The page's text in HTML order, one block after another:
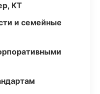
КТ
и семейные